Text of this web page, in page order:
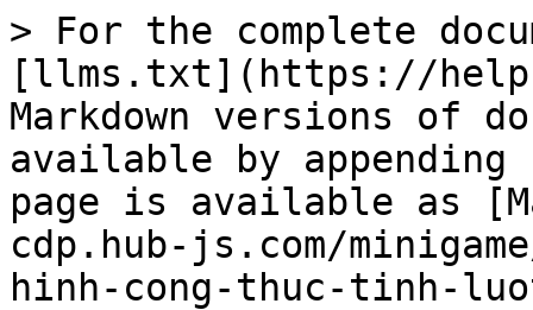
> For the complete
[llms.txt](https://
Markdown versions of
available by
page is available as
cdp.hub-js.com/
hinh-cong-thuc-tinh-